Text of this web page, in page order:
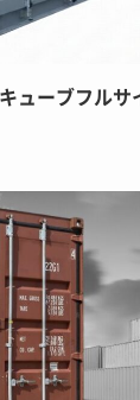
ューブフルサ